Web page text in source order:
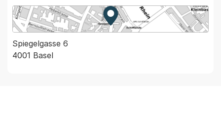
Zur Karte von MapBS.
Externer Link, wird in einem
Spiegelgasse 6
4001 Basel